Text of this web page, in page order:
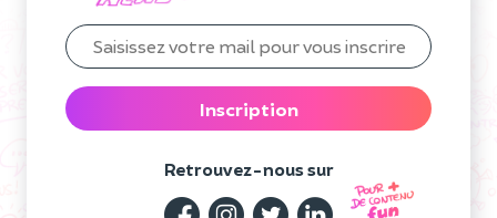
Inscription
Retrouvez-nous sur